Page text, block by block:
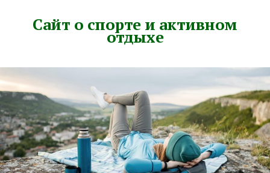
Сайт о спорте и активном
отдыхе